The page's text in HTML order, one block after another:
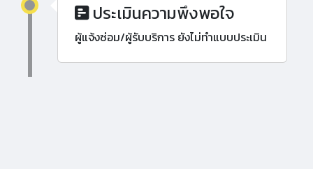
ประเมินความพึงพอใจ
ผู้แจ้งซ่อม/ผู้รับบริการ ยังไม่ทำแบบประเมิน